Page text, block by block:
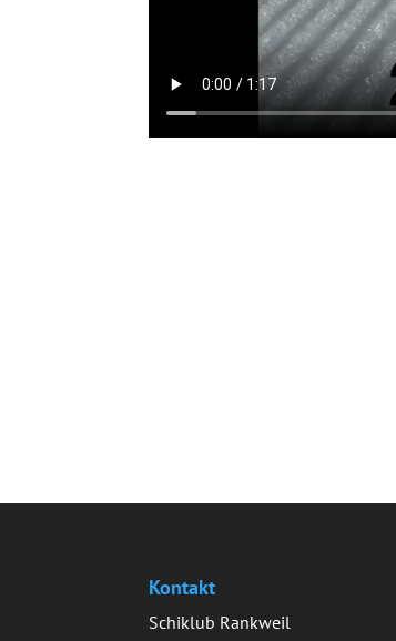
Kontakt
Schiklub Rankweil